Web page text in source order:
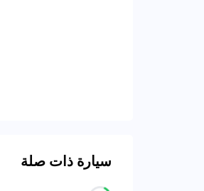
سيارة ذات صلة